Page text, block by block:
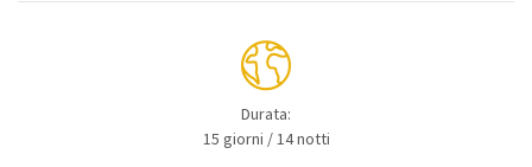
Durata:
15 giorni / 14 notti